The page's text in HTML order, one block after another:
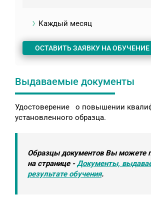
Каждый месяц
ОСТАВИТЬ ЗАЯВКУ НА ОБУЧЕНИЕ
Выдаваемые документы
Удостоверение о повышении
установленного образца.
Образцы документов Вы можете
на странице -Документы,
результате обучения.